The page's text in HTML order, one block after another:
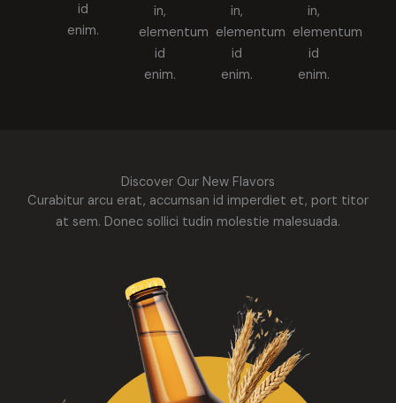
id
enim.
in,
elementum
id
enim.
in,
elementum
id
enim.
in,
elementum
id
enim.
Discover Our New Flavors
Curabitur arcu erat, accumsan id imperdiet et, port titor
at sem. Donec sollici tudin molestie malesuada.